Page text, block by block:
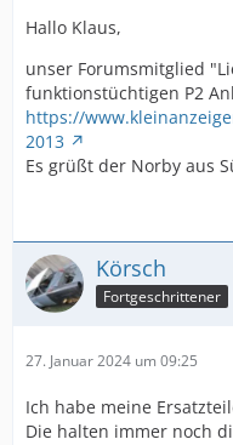
Hallo Klaus,
unser Forumsmitglied
funktionstüchtigen P2
https://
2013
Es grüßt der Norby aus
Körsch
Fortgeschrittener
27. Januar 2024 um 09:25
Ich habe meine
Die halten immer noch